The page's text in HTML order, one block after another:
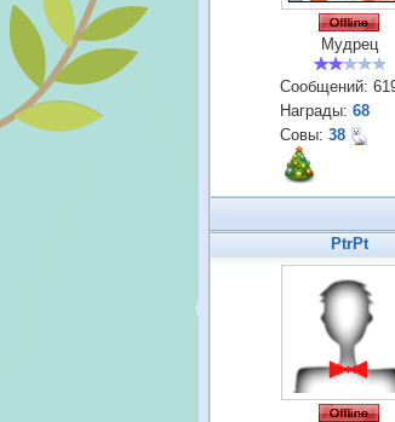
Мудрец
Сообщений:
Награды: 68
Совы: 38
PtrPt